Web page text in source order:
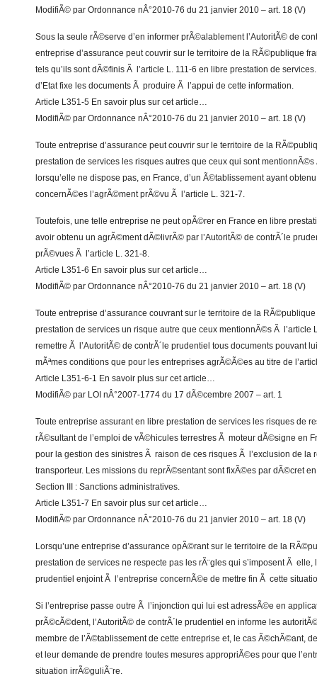
ModifiÃ© par Ordonnance nÂ°2010-76 du 21 janvier 2010 – art. 18 (V)
Sous la seule rÃ©serve d’en informer prÃ©alablement l’AutoritÃ© de
entreprise d’assurance peut couvrir sur le territoire de la RÃ©publique
tels qu’ils sont dÃ©finis Ã l’article L. 111-6 en libre prestation de
d’Etat fixe les documents Ã produire Ã l’appui de cette information.
Article L351-5 En savoir plus sur cet article…
ModifiÃ© par Ordonnance nÂ°2010-76 du 21 janvier 2010 – art. 18 (V)
Toute entreprise d’assurance peut couvrir sur le territoire de la
prestation de services les risques autres que ceux qui sont mentionnÃ©s
lorsqu’elle ne dispose pas, en France, d’un Ã©tablissement ayant
concernÃ©es l’agrÃ©ment prÃ©vu Ã l’article L. 321-7.
Toutefois, une telle entreprise ne peut opÃ©rer en France en libre
avoir obtenu un agrÃ©ment dÃ©livrÃ© par l’AutoritÃ© de contrÃ´le
prÃ©vues Ã l’article L. 321-8.
Article L351-6 En savoir plus sur cet article…
ModifiÃ© par Ordonnance nÂ°2010-76 du 21 janvier 2010 – art. 18 (V)
Toute entreprise d’assurance couvrant sur le territoire de la
prestation de services un risque autre que ceux mentionnÃ©s Ã l’article
remettre Ã l’AutoritÃ© de contrÃ´le prudentiel tous documents pouvant
mÃªmes conditions que pour les entreprises agrÃ©Ã©es au titre de
Article L351-6-1 En savoir plus sur cet article…
ModifiÃ© par LOI nÂ°2007-1774 du 17 dÃ©cembre 2007 – art. 1
Toute entreprise assurant en libre prestation de services les risques de
rÃ©sultant de l’emploi de vÃ©hicules terrestres Ã moteur dÃ©signe en
pour la gestion des sinistres Ã raison de ces risques Ã l’exclusion de la
transporteur. Les missions du reprÃ©sentant sont fixÃ©es par dÃ©cret en
Section III : Sanctions administratives.
Article L351-7 En savoir plus sur cet article…
ModifiÃ© par Ordonnance nÂ°2010-76 du 21 janvier 2010 – art. 18 (V)
Lorsqu’une entreprise d’assurance opÃ©rant sur le territoire de la
prestation de services ne respecte pas les rÃ¨gles qui s’imposent Ã elle,
prudentiel enjoint Ã l’entreprise concernÃ©e de mettre fin Ã cette
Si l’entreprise passe outre Ã l’injonction qui lui est adressÃ©e en
prÃ©cÃ©dent, l’AutoritÃ© de contrÃ´le prudentiel en informe les
membre de l’Ã©tablissement de cette entreprise et, le cas Ã©chÃ©ant,
et leur demande de prendre toutes mesures appropriÃ©es pour que
situation irrÃ©guliÃ¨re.